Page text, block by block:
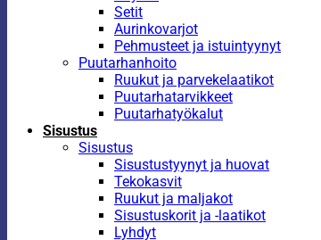
Setit
Aurinkovarjot
Pehmusteet ja istuintyynyt
Puutarhanhoito
Ruukut ja parvekelaatikot
Puutarhatarvikkeet
Puutarhatyökalut
Sisustus
Sisustus
Sisustustyynyt ja huovat
Tekokasvit
Ruukut ja maljakot
Sisustuskorit ja -laatikot
Lyhdyt